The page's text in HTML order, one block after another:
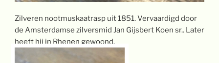
Zilveren nootmuskaatrasp uit 1851. Vervaardigd door
de Amsterdamse zilversmid Jan Gijsbert Koen sr.. Later
heeft hij in Rhenen gewoond.